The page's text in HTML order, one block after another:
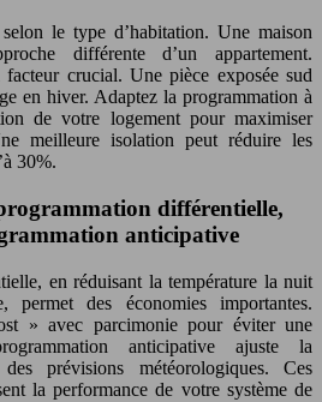
le type d’habitation. Une maison
différente d’un appartement.
crucial. Une pièce exposée sud
en hiver. Adaptez la programmation à
de votre logement pour maximiser
meilleure isolation peut réduire les
30%.
différentielle,
anticipative
en réduisant la température la nuit
permet des économies importantes.
» avec parcimonie pour éviter une
anticipative ajuste la
prévisions météorologiques. Ces
la performance de votre système de